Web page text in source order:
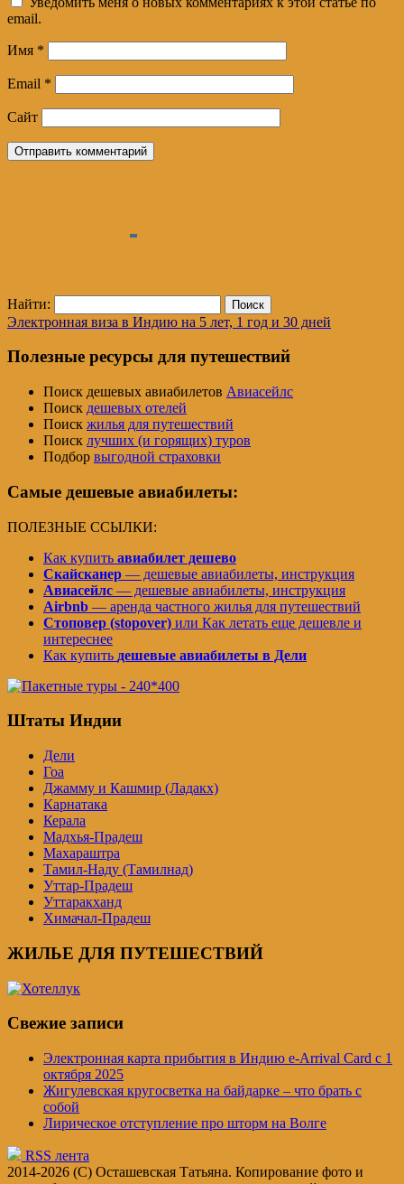
email.
Имя *
Email *
Сайт
Найти:
Электронная виза в Индию на 5 лет, 1 год и 30 дней
Полезные ресурсы для путешествий
Поиск дешевых авиабилетов Авиасейлс
Поиск дешевых отелей
Поиск жилья для путешествий
Поиск лучших (и горящих) туров
Подбор выгодной страховки
Самые дешевые авиабилеты:
ПОЛЕЗНЫЕ ССЫЛКИ:
Как купить авиабилет дешево
Скайсканер — дешевые авиабилеты, инструкция
Авиасейлс — дешевые авиабилеты, инструкция
Airbnb — аренда частного жилья для путешествий
Стоповер (stopover) или Как летать еще дешевле и
интереснее
Как купить дешевые авиабилеты в Дели
Штаты Индии
Дели
Гоа
Джамму и Кашмир (Ладакх)
Карнатака
Керала
Мадхья-Прадеш
Махараштра
Тамил-Наду (Тамилнад)
Уттар-Прадеш
Уттаракханд
Химачал-Прадеш
ЖИЛЬЕ ДЛЯ ПУТЕШЕСТВИЙ
Свежие записи
Электронная карта прибытия в Индию e-Arrival Card с 1
октября 2025
Жигулевская кругосветка на байдарке – что брать с
собой
Лирическое отступление про шторм на Волге
RSS лента
2014-2026 (C) Осташевская Татьяна. Копирование фото и